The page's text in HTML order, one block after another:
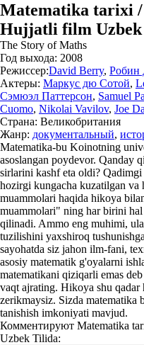
Matematika tarixi
Hujjatli film
The Story of Maths
Год выхода: 2008
Режиссер:David Berry, Робин
Актеры: Маркус дю Сотой,
Сэмюэл Паттерсон, Samuel
Cuomo, Nikolai Vavilov, Joe
Страна: Великобритания
Жанр: документальный,
Matematika-bu Koinotning
asoslangan poydevor. Qanday
sirlarini kashf eta oldi?
hozirgi kungacha kuzatilgan
muammolari haqida hikoya
muammolari" ning har birini
qilinadi. Ammo eng muhimi,
tuzilishini yaxshiroq
sayohatda siz jahon ilm-fani,
asosiy matematik g'oyalarni
matematikani qiziqarli emas
vaqt ajrating. Hikoya shu
zerikmaysiz. Sizda matematika
tanishish imkoniyati mavjud.
Комментируют Matematika
Uzbek Tilida: